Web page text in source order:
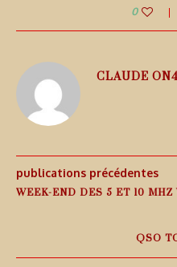
0
CLAUDE
publications précédentes
WEEK-END DES 5 ET 10
QSO